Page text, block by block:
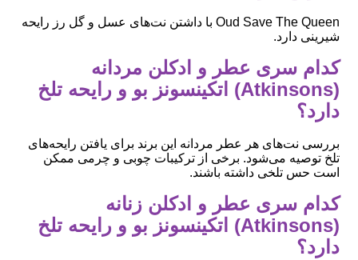
Oud Save The Queen با داشتن نت‌های عسل و گل رز رایحه
شیرینی دارد.
کدام سری عطر و ادکلن مردانه
(Atkinsons) اتکینسونز بو و رایحه تلخ
دارد؟
بررسی نت‌های هر عطر مردانه این برند برای یافتن رایحه‌های
تلخ توصیه می‌شود. برخی از ترکیبات چوبی و چرمی ممکن
است حس تلخی داشته باشند.
کدام سری عطر و ادکلن زنانه
(Atkinsons) اتکینسونز بو و رایحه تلخ
دارد؟